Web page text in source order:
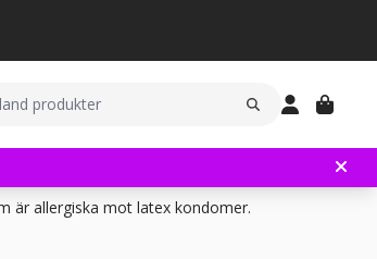
är allergiska mot latex kondomer.